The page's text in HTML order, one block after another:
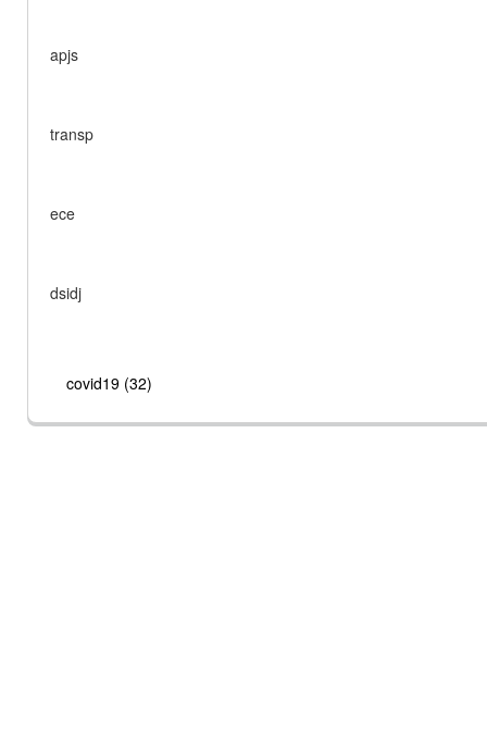
apjs
transp
ece
dsidj
covid19 (32)